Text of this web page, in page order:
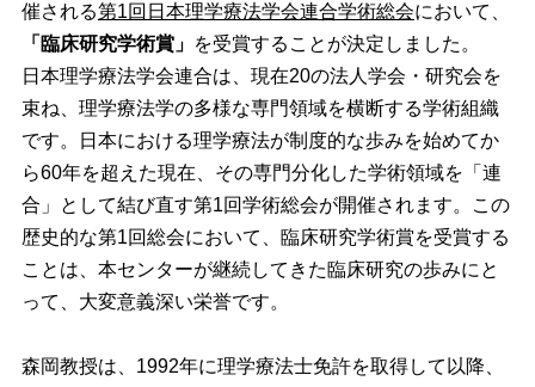
催される第1回日本理学療法学会連合学術総会において、
「臨床研究学術賞」 を受賞することが決定しました。
日本理学療法学会連合は、現在20の法人学会・研究会を
束ね、理学療法学の多様な専門領域を横断する学術組織
です。日本における理学療法が制度的な歩みを始めてか
ら60年を超えた現在、その専門分化した学術領域を「連
合」として結び直す第1回学術総会が開催されます。この
歴史的な第1回総会において、臨床研究学術賞を受賞する
ことは、本センターが継続してきた臨床研究の歩みにと
って、大変意義深い栄誉です。
森岡教授は、1992年に理学療法士免許を取得して以降、